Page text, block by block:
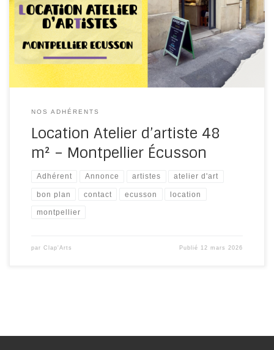
local de 48 m² situé 7 rue de la Providence, entre la rue
de l’Université et la Cathédrale Saint-Pierre de
Montpellier, au cœur de l’Écusson à Montpellier. Atelier,
en rez-de-chaussée, avec une grande […]
NOS ADHÉRENTS
Location Atelier d’artiste 48
m² – Montpellier Écusson
Adhérent Annonce artistes atelier d'art
bon plan contact ecusson location
montpellier
par Clap'Arts Publié 12 mars 2026